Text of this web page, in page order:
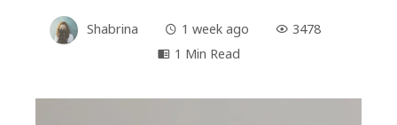
Shabrina 1 week ago
3478
1 Min Read